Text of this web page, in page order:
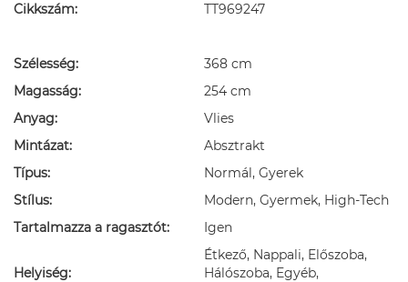
Cikkszám: TT969247
Szélesség:
368 cm
Magasság:
254 cm
Anyag:
Vlies
Mintázat:
Absztrakt
Típus:
Normál, Gyerek
Stílus:
Modern, Gyermek, High-Tech
Tartalmazza a ragasztót:
Igen
Helyiség:
Étkező, Nappali, Előszoba,
Hálószoba, Egyéb,